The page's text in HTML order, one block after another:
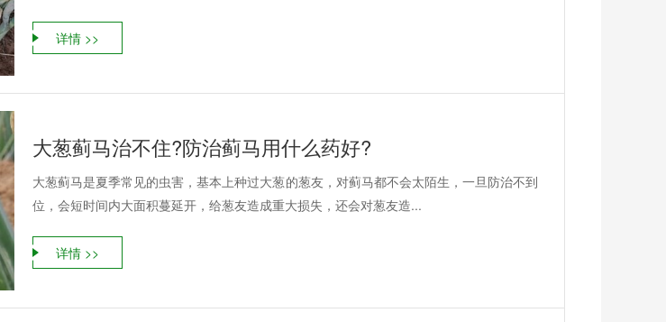
详情 >>
大葱蓟马治不住?防治蓟马用什么药好?
大葱蓟马是夏季常见的虫害，基本上种过大葱的葱友，对蓟马都不会太陌生，一旦防治不到
位，会短时间内大面积蔓延开，给葱友造成重大损失，还会对葱友造...
详情 >>